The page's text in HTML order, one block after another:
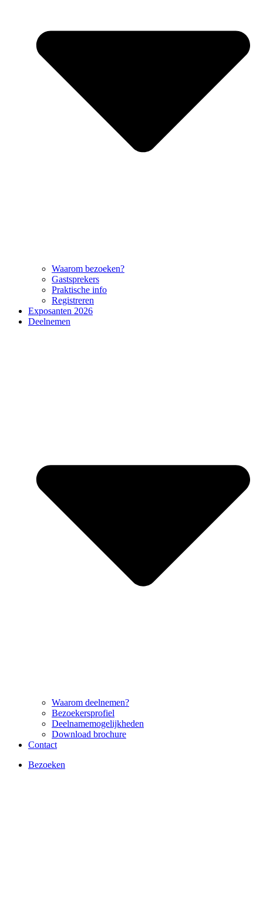
Waarom bezoeken?
Gastsprekers
Praktische info
Registreren
Exposanten 2026
Deelnemen
Waarom deelnemen?
Bezoekersprofiel
Deelnamemogelijkheden
Download brochure
Contact
Bezoeken